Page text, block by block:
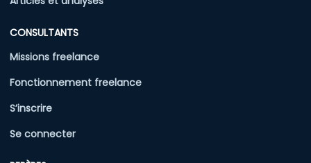
CONSULTANTS
Missions freelance
Fonctionnement freelance
S’inscrire
Se connecter